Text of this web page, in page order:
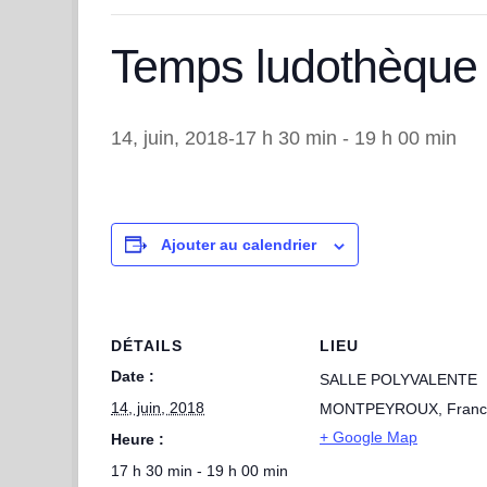
Temps ludothèque
14, juin, 2018-17 h 30 min - 19 h 00 min
Ajouter au calendrier
DÉTAILS
Date :
14, juin, 2018
Heure :
17 h 30 min - 19 h 00 min
LIEU
SALLE POLYVALENTE
MONTPEYROUX,
+ Google Map